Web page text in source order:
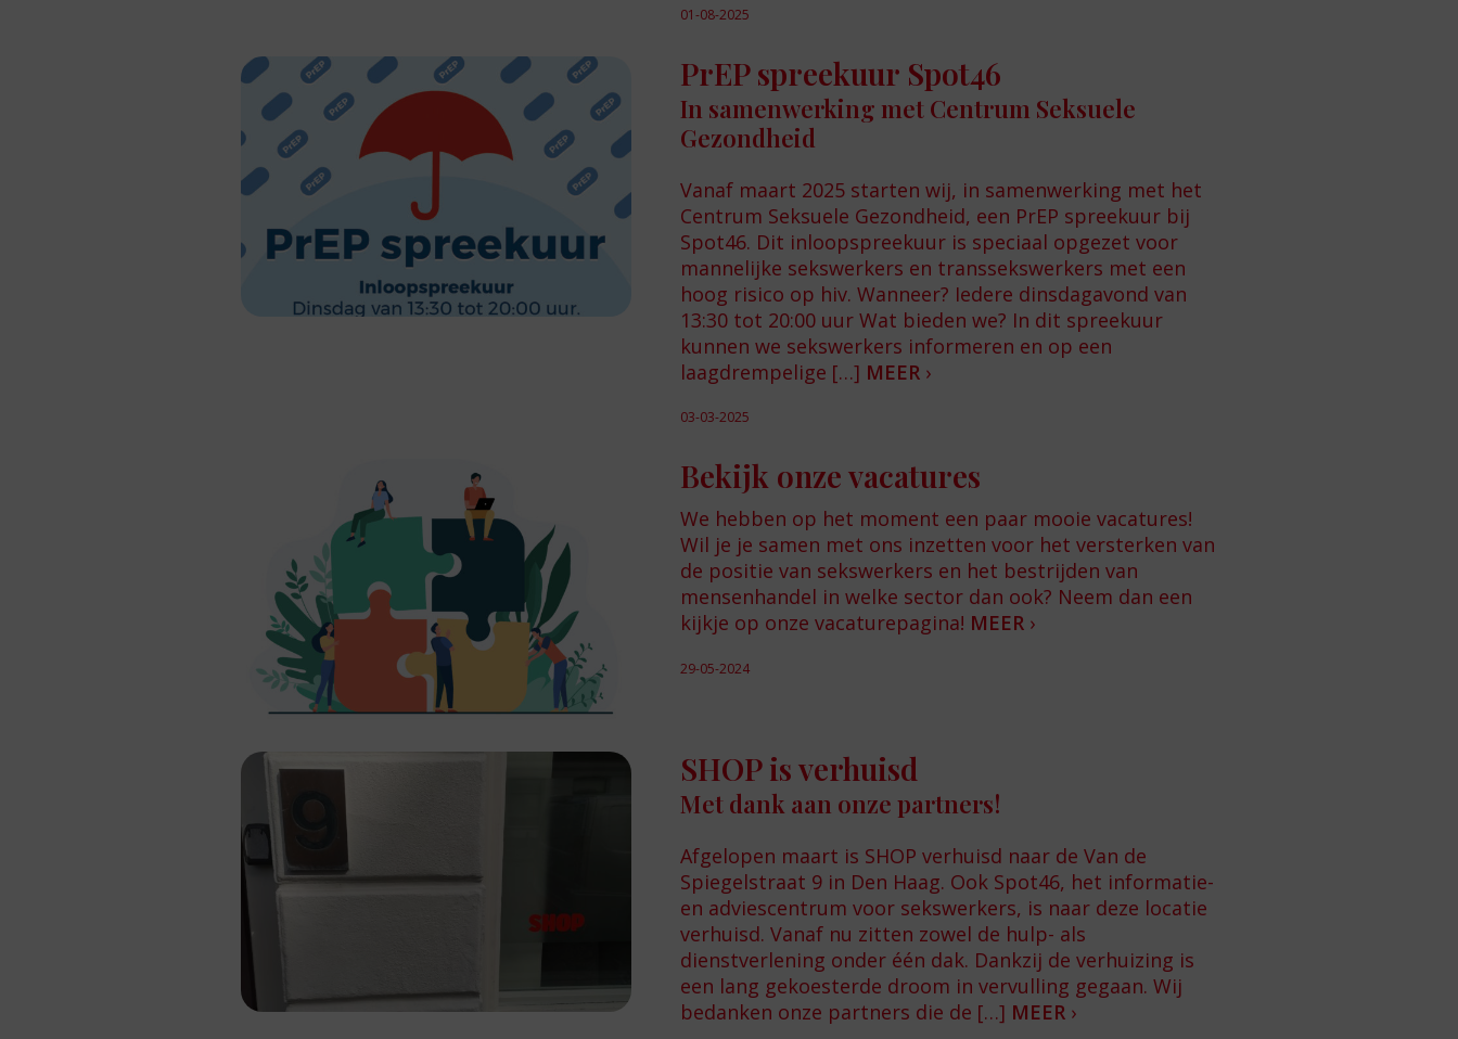
01-08-2025
PrEP spreekuur Spot46
In samenwerking met Centrum Seksuele
Gezondheid
Vanaf maart 2025 starten wij, in samenwerking met het
Centrum Seksuele Gezondheid, een PrEP spreekuur bij
Spot46. Dit inloopspreekuur is speciaal opgezet voor
mannelijke sekswerkers en transsekswerkers met een
hoog risico op hiv. Wanneer? Iedere dinsdagavond van
13:30 tot 20:00 uur Wat bieden we? In dit spreekuur
kunnen we sekswerkers informeren en op een
laagdrempelige […] MEER ›
03-03-2025
Bekijk onze vacatures
We hebben op het moment een paar mooie vacatures!
Wil je je samen met ons inzetten voor het versterken van
de positie van sekswerkers en het bestrijden van
mensenhandel in welke sector dan ook? Neem dan een
kijkje op onze vacaturepagina! MEER ›
29-05-2024
SHOP is verhuisd
Met dank aan onze partners!
Afgelopen maart is SHOP verhuisd naar de Van de
Spiegelstraat 9 in Den Haag. Ook Spot46, het informatie-
en adviescentrum voor sekswerkers, is naar deze locatie
verhuisd. Vanaf nu zitten zowel de hulp- als
dienstverlening onder één dak. Dankzij de verhuizing is
een lang gekoesterde droom in vervulling gegaan. Wij
bedanken onze partners die de […] MEER ›